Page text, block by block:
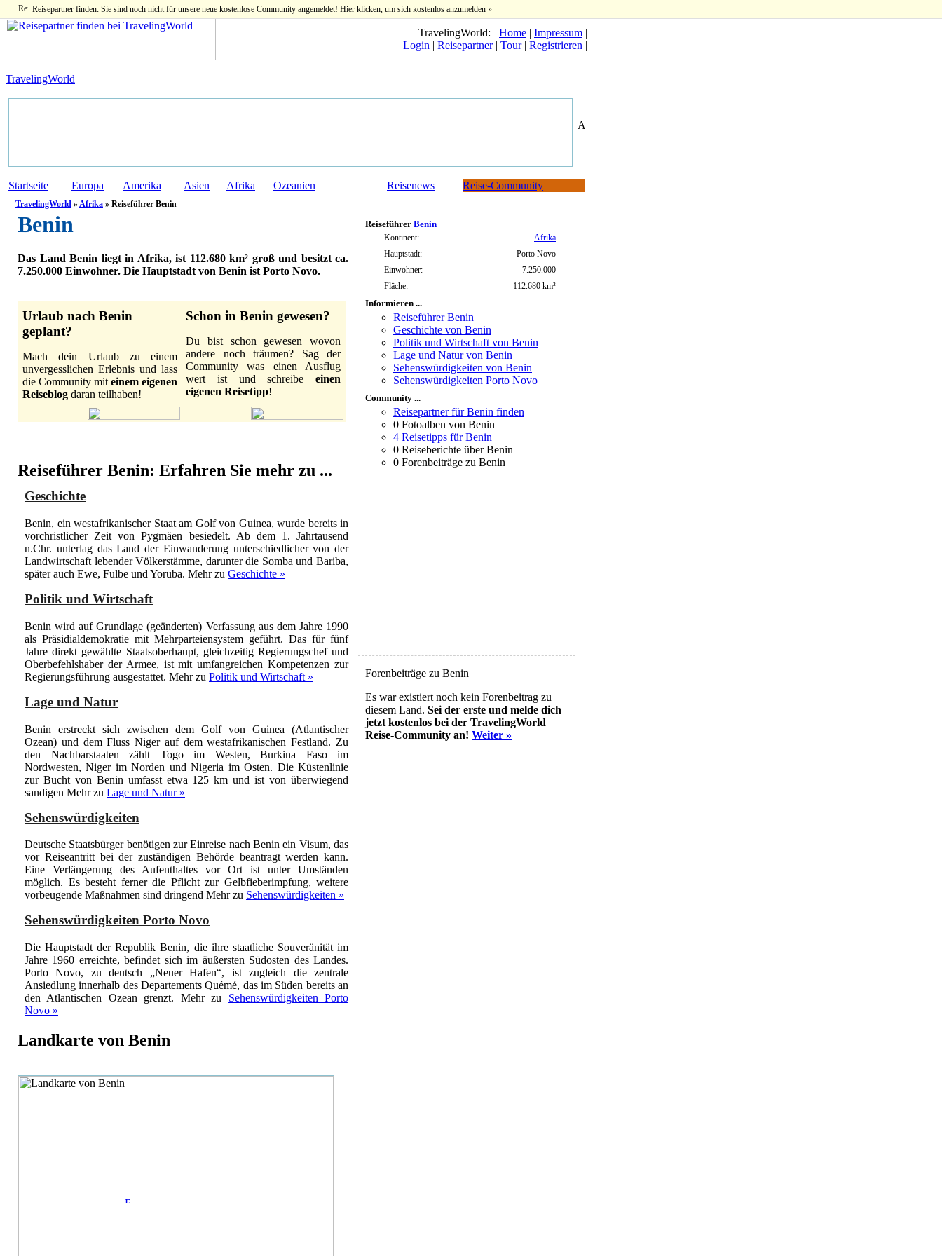
Reisepartner finden: Sie sind noch nicht für unsere neue kostenlose Community angemeldet! Hier klicken, um sich kostenlos anzumelden »
TravelingWorld: Home | Impressum |
Login | Reisepartner| Tour| Registrieren |
TravelingWorld
Startseite Europa Amerika Asien Afrika Ozeanien Reisenews Reise-Community
TravelingWorld »Afrika » Reiseführer Benin
Benin
Das Land Benin liegt in Afrika, ist 112.680 km² groß und besitzt ca.
7.250.000 Einwohner. Die Hauptstadt von Benin ist Porto Novo.
Urlaub nach Benin
geplant?
Mach dein Urlaub zu einem
unvergesslichen Erlebnis und lass
die Community miteinem eigenen
Reiseblog daran teilhaben!
Schon in Benin gewesen?
Du bist schon gewesen wovon
andere noch träumen? Sag der
Community was einen Ausflug
wert ist und schreibe einen
eigenen Reisetipp!
Reiseführer Benin: Erfahren Sie mehr zu ...
Geschichte
Benin, ein westafrikanischer Staat am Golf von Guinea, wurde bereits in
vorchristlicher Zeit von Pygmäen besiedelt. Ab dem 1. Jahrtausend
n.Chr. unterlag das Land der Einwanderung unterschiedlicher von der
Landwirtschaft lebender Völkerstämme, darunter die Somba und Bariba,
später auch Ewe, Fulbe und Yoruba. Mehr zu Geschichte »
Politik und Wirtschaft
Benin wird auf Grundlage (geänderten) Verfassung aus dem Jahre 1990
als Präsidialdemokratie mit Mehrparteiensystem geführt. Das für fünf
Jahre direkt gewählte Staatsoberhaupt, gleichzeitig Regierungschef und
Oberbefehlshaber der Armee, ist mit umfangreichen Kompetenzen zur
Regierungsführung ausgestattet. Mehr zu Politik und Wirtschaft »
Lage und Natur
Benin erstreckt sich zwischen dem Golf von Guinea (Atlantischer
Ozean) und dem Fluss Niger auf dem westafrikanischen Festland. Zu
den Nachbarstaaten zählt Togo im Westen, Burkina Faso im
Nordwesten, Niger im Norden und Nigeria im Osten. Die Küstenlinie
zur Bucht von Benin umfasst etwa 125 km und ist von überwiegend
sandigen Mehr zu Lage und Natur »
Sehenswürdigkeiten
Deutsche Staatsbürger benötigen zur Einreise nach Benin ein Visum, das
vor Reiseantritt bei der zuständigen Behörde beantragt werden kann.
Eine Verlängerung des Aufenthaltes vor Ort ist unter Umständen
möglich. Es besteht ferner die Pflicht zur Gelbfieberimpfung, weitere
vorbeugende Maßnahmen sind dringend Mehr zu Sehenswürdigkeiten »
Sehenswürdigkeiten Porto Novo
Die Hauptstadt der Republik Benin, die ihre staatliche Souveränität im
Jahre 1960 erreichte, befindet sich im äußersten Südosten des Landes.
Porto Novo, zu deutsch „Neuer Hafen“, ist zugleich die zentrale
Ansiedlung innerhalb des Departements Quémé, das im Süden bereits an
den Atlantischen Ozean grenzt. Mehr zu Sehenswürdigkeiten Porto
Novo »
Landkarte von Benin
Reiseführer Benin
Kontinent:
Afrika
Hauptstadt:
Porto Novo
Einwohner:
7.250.000
Fläche:
112.680 km²
Informieren ...
Reiseführer Benin
Geschichte von Benin
Politik und Wirtschaft von Benin
Lage und Natur von Benin
Sehenswürdigkeiten von Benin
Sehenswürdigkeiten Porto Novo
Community ...
Reisepartner für Benin finden
0 Fotoalben von Benin
4 Reisetipps für Benin
0 Reiseberichte über Benin
0 Forenbeiträge zu Benin
Forenbeiträge zu Benin
Es war existiert noch kein Forenbeitrag zu
diesem Land. Sei der erste und melde dich
jetzt kostenlos bei der TravelingWorld
Reise-Community an! Weiter »